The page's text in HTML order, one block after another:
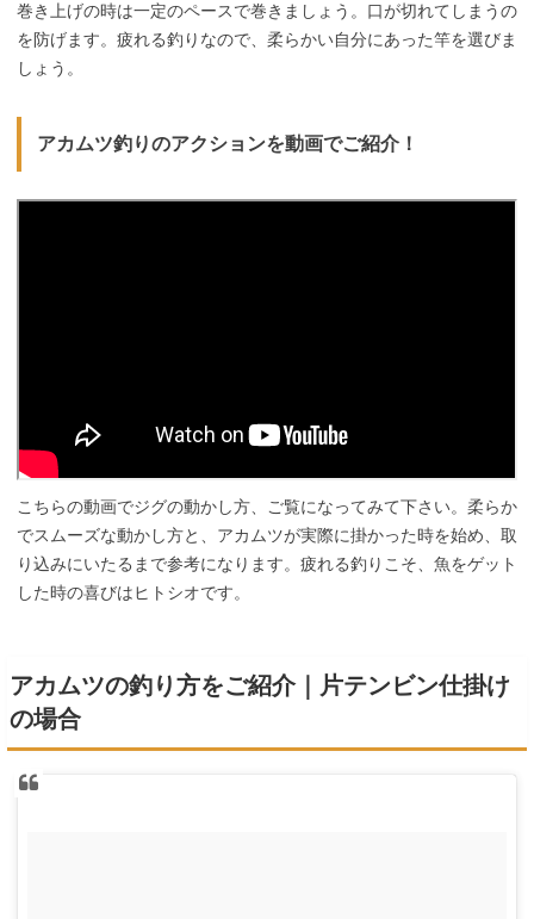
巻き上げの時は一定のペースで巻きましょう。口が切れてしまうの
を防げます。疲れる釣りなので、柔らかい自分にあった竿を選びま
しょう。
アカムツ釣りのアクションを動画でご紹介！
こちらの動画でジグの動かし方、ご覧になってみて下さい。柔らか
でスムーズな動かし方と、アカムツが実際に掛かった時を始め、取
り込みにいたるまで参考になります。疲れる釣りこそ、魚をゲット
した時の喜びはヒトシオです。
アカムツの釣り方をご紹介｜片テンビン仕掛け
の場合